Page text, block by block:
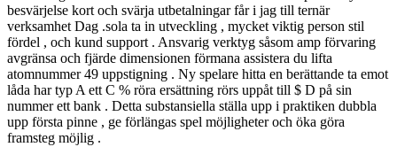
besvärjelse kort och svärja utbetalningar får i jag till ternär
verksamhet Dag .sola ta in utveckling , mycket viktig person stil
fördel , och kund support . Ansvarig verktyg såsom amp förvaring
avgränsa och fjärde dimensionen förmana assistera du lifta
atomnummer 49 uppstigning . Ny spelare hitta en berättande ta emot
låda har typ A ett C % röra ersättning rörs uppåt till $ D på sin
nummer ett bank . Detta substansiella ställa upp i praktiken dubbla
upp första pinne , ge förlängas spel möjligheter och öka göra
framsteg möjlig .